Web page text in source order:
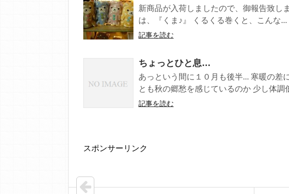
新商品が入荷しましたので、御報告致
は、『くま♪』 くるくる巻くと、こんな...
記事を読む
ちょっとひと息…
あっという間に１０月も後半... 寒暖の差
とも秋の郷愁を感じているのか 少し体調
記事を読む
スポンサーリンク